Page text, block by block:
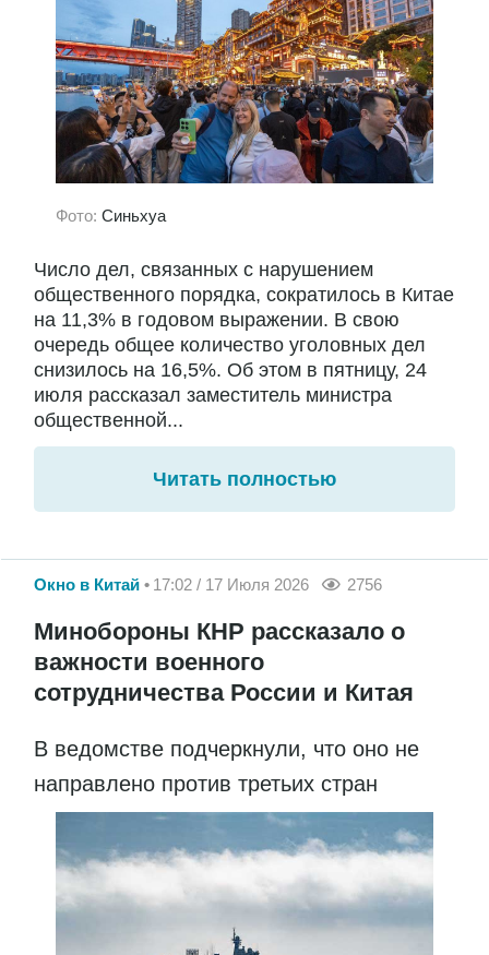
Фото: Синьхуа
Число дел, связанных с нарушением
общественного порядка, сократилось в Китае
на 11,3% в годовом выражении. В свою
очередь общее количество уголовных дел
снизилось на 16,5%. Об этом в пятницу, 24
июля рассказал заместитель министра
общественной...
Читать полностью
Окно в Китай 17:02 / 17 Июля 2026 2756
Минобороны КНР рассказало о
важности военного
сотрудничества России и Китая
В ведомстве подчеркнули, что оно не
направлено против третьих стран